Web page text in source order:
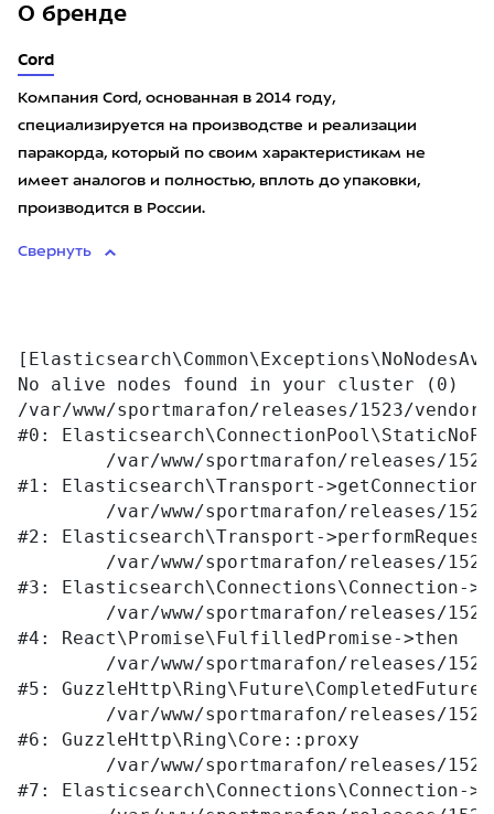
О бренде
Cord
Компания Cord, основанная в 2014 году,
специализируется на производстве и реализации
паракорда, который по своим характеристикам не
имеет аналогов и полностью, вплоть до упаковки,
производится в России.
Свернуть
No alive nodes found in your cluster (0)
/var/www/sportmarafon/releases/1523/
#0:
#1: Elasticsearch\Transport->getConnection
#2: Elasticsearch\Transport->performRequest
#3: Elasticsearch\Connections\Connection-
#4: React\Promise\FulfilledPromise->then
#5:
#6: GuzzleHttp\Ring\Core::proxy
#7: Elasticsearch\Connections\Connection-